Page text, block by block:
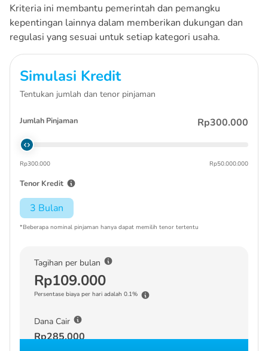
Kriteria ini membantu pemerintah dan pemangku
kepentingan lainnya dalam memberikan dukungan dan
regulasi yang sesuai untuk setiap kategori usaha.
Simulasi Kredit
Tentukan jumlah dan tenor pinjaman
Jumlah Pinjaman Rp300.000
Rp300.000 Rp50.000.000
Tenor Kredit
3 Bulan
*Beberapa nominal pinjaman hanya dapat memilih tenor tertentu
Tagihan per bulan
Rp109.000
Persentase biaya per hari adalah 0.1%
Dana Cair
Rp285.000